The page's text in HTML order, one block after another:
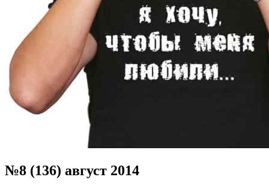
№8 (136) август 2014